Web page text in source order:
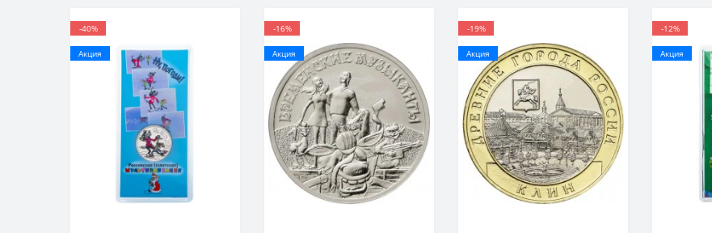
-40%
Акция
-16%
Акция
-19%
Акция
-12%
Акция